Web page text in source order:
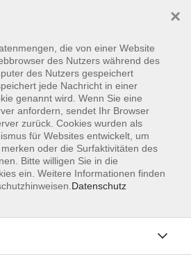
gefunden werden.
die von einer Website
des Nutzers während des
des Nutzers gespeichert
jede Nachricht in einer
genannt wird. Wenn Sie eine
anfordern, sendet Ihr Browser
zurück. Cookies wurden als
für Websites entwickelt, um
oder die Surfaktivitäten des
Bitte willigen Sie in die
ein. Weitere Informationen finden
Datenschutz
×